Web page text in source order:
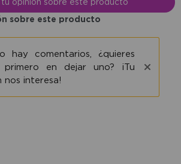
sobre este producto
hay comentarios, ¿quieres
en dejar uno? ¡Tu
nos interesa!